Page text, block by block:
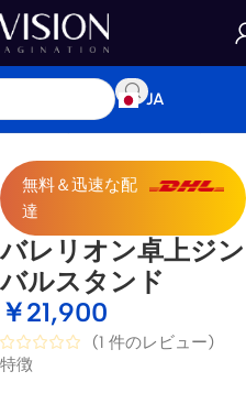
JA
ジェクターマウント＆スタンド
無料＆迅速な配
達
バレリオン卓上ジン
バルスタンド
￥21,900
(1 件のレビュー)
特徴